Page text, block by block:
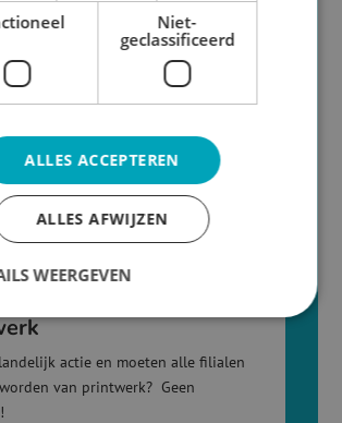
geprijsd
zijn scherp geprijsd, vergelijk
met onze concullega’s!
actie en moeten alle filialen
van printwerk? Geen
Niet-
geclassificeerd
ALLES ACCEPTEREN
ALLES AFWIJZEN
WEERGEVEN